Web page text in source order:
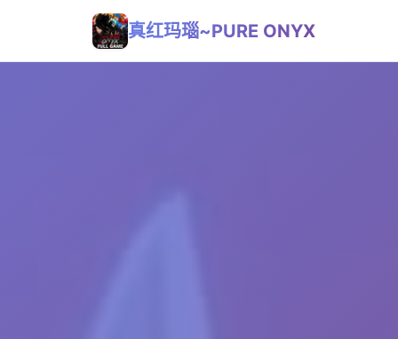
真红玛瑙~PURE ONYX